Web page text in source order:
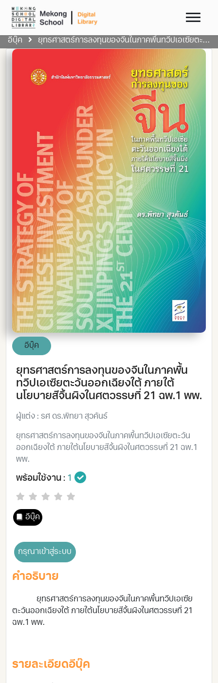
อีบุ๊ค ยุทธศาสตร์การลงทุนของจีนในภาคพื้นทวีปเอเซียตะวันออกเฉียงใต้ ภายใต้นโยบายสีจิ้นผิงในศตวรรษที่ 21 ฉพ.1 พพ.
อีบุ๊ค
ยุทธศาสตร์การลงทุนของจีนในภาคพื้น
ทวีปเอเซียตะวันออกเฉียงใต้ ภายใต้
นโยบายสีจิ้นผิงในศตวรรษที่ 21 ฉพ.1 พพ.
ผู้แต่ง : รศ ดร.พิทยา สุวคันธ์
ยุทธศาสตร์การลงทุนของจีนในภาคพื้นทวีปเอเซียตะวัน
ออกเฉียงใต้ ภายใต้นโยบายสีจิ้นผิงในศตวรรษที่ 21 ฉพ.1
พพ.
พร้อมใช้งาน : 1
อีบุ๊ค
กรุณาเข้าสู่ระบบ
คำอธิบาย
ยุทธศาสตร์การลงทุนของจีนในภาคพื้นทวีปเอเซีย
ตะวันออกเฉียงใต้ ภายใต้นโยบายสีจิ้นผิงในศตวรรษที่ 21
ฉพ.1 พพ.
รายละเอียดอีบุ๊ค